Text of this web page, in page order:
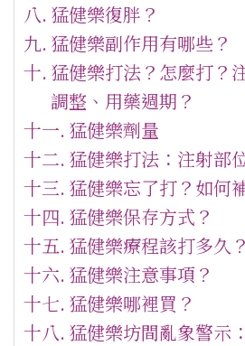
猛健樂復胖？
猛健樂副作用有哪些？
猛健樂打法？怎麼打？
調整、用藥週期？
猛健樂劑量
猛健樂打法：注射部
猛健樂忘了打？如何
猛健樂保存方式？
猛健樂療程該打多久
猛健樂注意事項？
猛健樂哪裡買？
猛健樂坊間亂象警示